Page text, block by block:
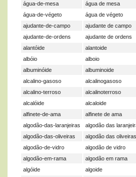
água-de-mesa
água de mesa
água-de-végeto
água de végeto
ajudante-de-campo
ajudante de campo
ajudante-de-ordens
ajudante de ordens
alantóide
alantoide
albóio
alboio
albuminóide
albuminoide
alcalino-gasoso
alcalinogasoso
alcalino-terroso
alcalinoterroso
alcalóide
alcaloide
alfinete-de-ama
alfinete de ama
algodão-das-laranjeiras
algodão das
algodão-das-oliveiras
algodão das oliveiras
algodão-de-vidro
algodão de vidro
algodão-em-rama
algodão em rama
algóide
algoide